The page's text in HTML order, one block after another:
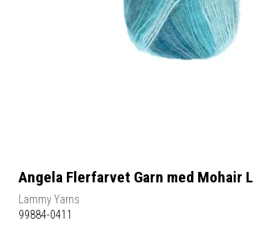
Angela Flerfarvet Garn med Mohair
Lammy Yarns
99884-0411